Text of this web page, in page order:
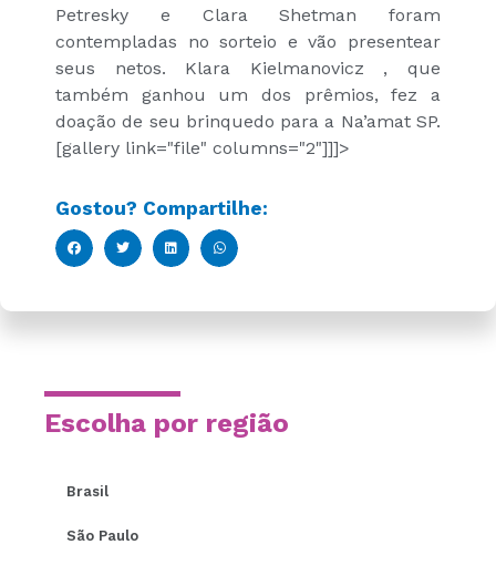
Petresky e Clara Shetman foram
contempladas no sorteio e vão presentear
seus netos. Klara Kielmanovicz , que
também ganhou um dos prêmios, fez a
doação de seu brinquedo para a Na’amat SP.
[gallery link="file" columns="2"]]]>
Gostou? Compartilhe:
Escolha por região
Brasil
São Paulo